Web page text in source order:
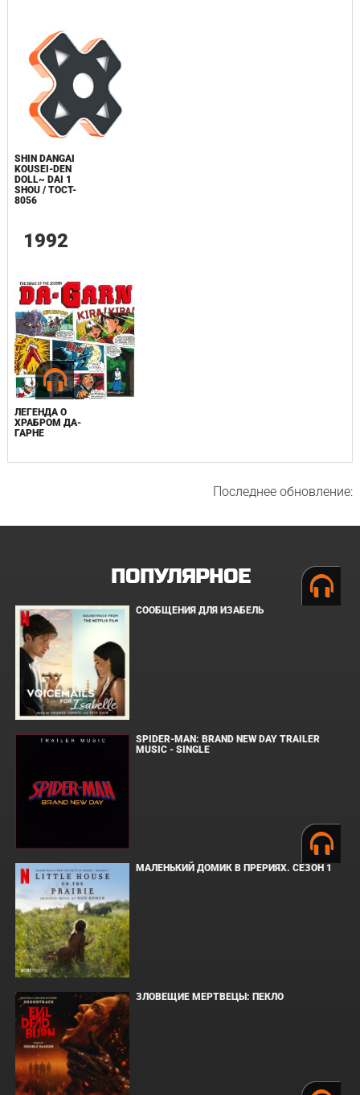
SHIN DANGAI
KOUSEI-DEN
DOLL~ DAI 1
SHOU / TOCT-
8056
1992
ЛЕГЕНДА О
ХРАБРОМ ДА-
ГАРНЕ
Последнее обновление:
ПОПУЛЯРНОЕ
СООБЩЕНИЯ ДЛЯ ИЗАБЕЛЬ
SPIDER-MAN: BRAND NEW DAY TRAILER
MUSIC - SINGLE
МАЛЕНЬКИЙ ДОМИК В ПРЕРИЯХ. СЕЗОН 1
ЗЛОВЕЩИЕ МЕРТВЕЦЫ: ПЕКЛО